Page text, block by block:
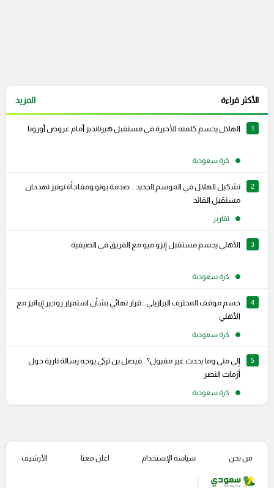
الأكثر قراءة المزيد
1 الهلال يحسم كلمته الأخيرة في مستقبل هيرنانديز أمام عروض أوروبا
كرة سعودية
2
تشكيل الهلال في الموسم الجديد .. صدمة بونو ومفاجأة نونيز تهددان
مستقبل القائد
تقارير
3 الأهلي يحسم مستقبل إنزو ميو مع الفريق في الصيفية
كرة سعودية
4
حسم موقف المحترف البرازيلي.. قرار نهائي بشأن استمرار روجير إيبانيز مع
الأهلي
كرة سعودية
5
إلى متى وما يحدث غير مقبول؟.. فيصل بن تركي يوجه رسالة نارية حول
أزمات النصر
كرة سعودية
من نحن سياسة الإستخدام اعلن معنا الأرشيف